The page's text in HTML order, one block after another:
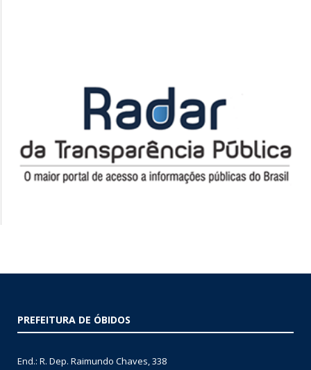
PREFEITURA DE ÓBIDOS
End.: R. Dep. Raimundo Chaves, 338